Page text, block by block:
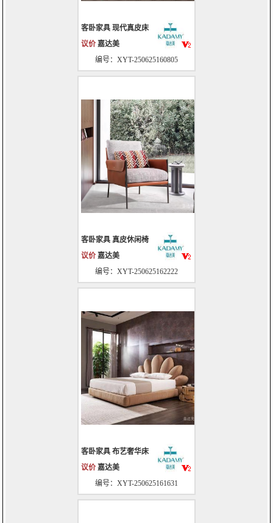
客卧家具 现代真皮床
议价 嘉达美
编号：XYT-250625160805
客卧家具 真皮休闲椅
议价 嘉达美
编号：XYT-250625162222
客卧家具 布艺奢华床
议价 嘉达美
编号：XYT-250625161631